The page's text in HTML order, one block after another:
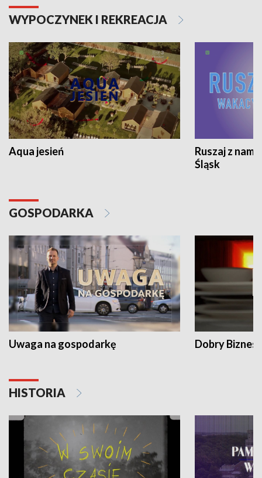
WYPOCZYNEK I REKREACJA
Aqua jesień
Ruszaj z
Śląsk
GOSPODARKA
Uwaga na gospodarkę Dobry Biznes
HISTORIA